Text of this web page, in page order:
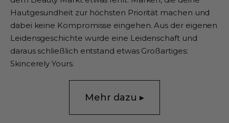
Hautgesundheit zur höchsten Priorität machen und
dabei keine Kompromisse eingehen. Aus der eigenen
Leidensgeschichte wurde eine Leidenschaft und
daraus schließlich entstand etwas Großartiges:
Skincerely Yours.
Mehr dazu ▸